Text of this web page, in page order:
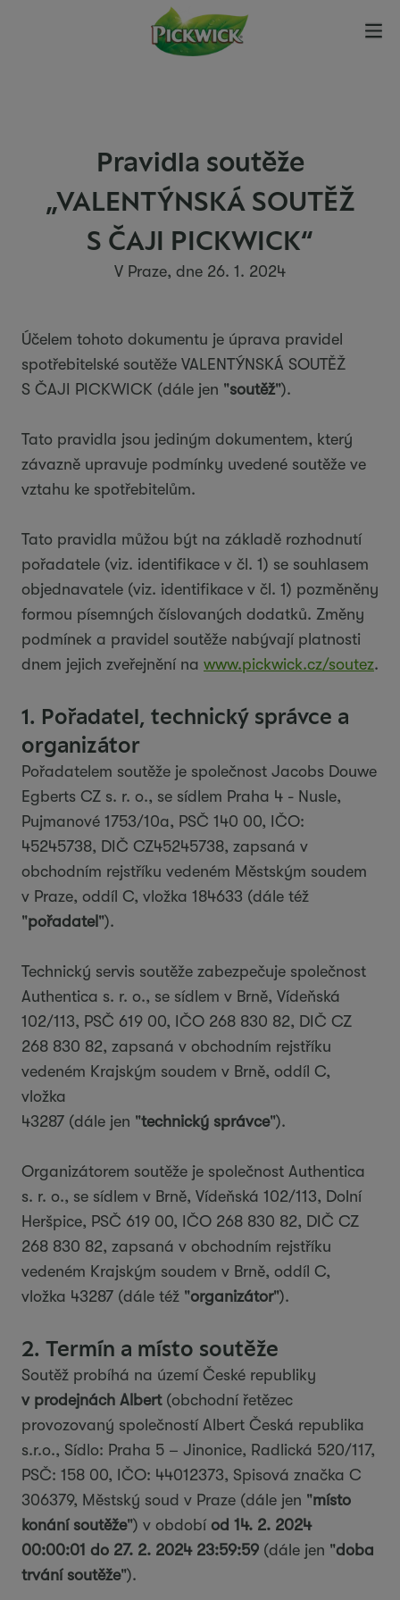
Pravidla soutěže
„VALENTÝNSKÁ SOUTĚŽ
S ČAJI PICKWICK“
V Praze, dne 26. 1. 2024
Účelem tohoto dokumentu je úprava pravidel
spotřebitelské soutěže VALENTÝNSKÁ SOUTĚŽ
S ČAJI PICKWICK (dále jen "soutěž").
Tato pravidla jsou jediným dokumentem, který
závazně upravuje podmínky uvedené soutěže ve
vztahu ke spotřebitelům.
Tato pravidla můžou být na základě rozhodnutí
pořadatele (viz. identifikace v čl. 1) se souhlasem
objednavatele (viz. identifikace v čl. 1) pozměněny
formou písemných číslovaných dodatků. Změny
podmínek a pravidel soutěže nabývají platnosti
dnem jejich zveřejnění na www.pickwick.cz/soutez.
1. Pořadatel, technický správce a
organizátor
Pořadatelem soutěže je společnost Jacobs Douwe
Egberts CZ s. r. o., se sídlem Praha 4 - Nusle,
Pujmanové 1753/10a, PSČ 140 00, IČO:
45245738, DIČ CZ45245738, zapsaná v
obchodním rejstříku vedeném Městským soudem
v Praze, oddíl C, vložka 184633 (dále též
"pořadatel ").
Technický servis soutěže zabezpečuje společnost
Authentica s. r. o., se sídlem v Brně, Vídeňská
102/113, PSČ 619 00, IČO 268 830 82, DIČ CZ
268 830 82, zapsaná v obchodním rejstříku
vedeném Krajským soudem v Brně, oddíl C,
vložka
43287 (dále jen "technický správce").
Organizátorem soutěže je společnost Authentica
s. r. o., se sídlem v Brně, Vídeňská 102/113, Dolní
Heršpice, PSČ 619 00, IČO 268 830 82, DIČ CZ
268 830 82, zapsaná v obchodním rejstříku
vedeném Krajským soudem v Brně, oddíl C,
vložka 43287 (dále též "organizátor").
2. Termín a místo soutěže
Soutěž probíhá na území České republiky
v prodejnách Albert (obchodní řetězec
provozovaný společností Albert Česká republika
s.r.o., Sídlo: Praha 5 – Jinonice, Radlická 520/117,
PSČ: 158 00, IČO: 44012373, Spisová značka C
306379, Městský soud v Praze (dále jen "místo
konání soutěže") v období od 14. 2. 2024
00:00:01 do 27. 2. 2024 23:59:59 (dále jen "doba
trvání soutěže").